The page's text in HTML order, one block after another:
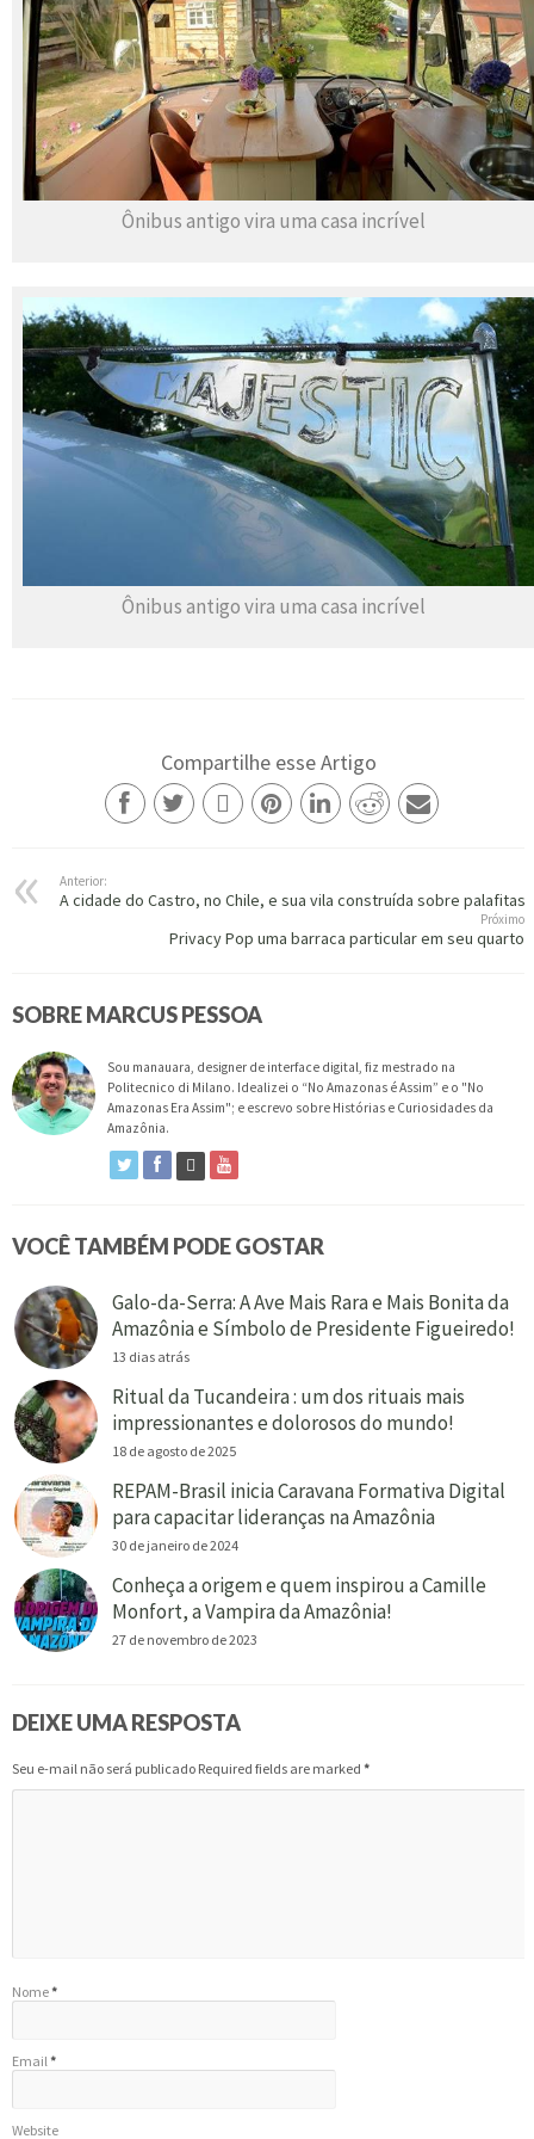
Ônibus antigo vira uma casa incrível
Ônibus antigo vira uma casa incrível
Compartilhe esse Artigo
Anterior:
A cidade do Castro, no Chile, e sua vila construída sobre palafitas
Próximo
Privacy Pop uma barraca particular em seu quarto
SOBRE MARCUS PESSOA
Sou manauara, designer de interface digital, fiz mestrado na
Politecnico di Milano. Idealizei o “No Amazonas é Assim” e o "No
Amazonas Era Assim"; e escrevo sobre Histórias e Curiosidades da
Amazônia.
VOCÊ TAMBÉM PODE GOSTAR
Galo-da-Serra: A Ave Mais Rara e Mais Bonita da
Amazônia e Símbolo de Presidente Figueiredo!
13 dias atrás
Ritual da Tucandeira : um dos rituais mais
impressionantes e dolorosos do mundo!
18 de agosto de 2025
REPAM-Brasil inicia Caravana Formativa Digital
para capacitar lideranças na Amazônia
30 de janeiro de 2024
Conheça a origem e quem inspirou a Camille
Monfort, a Vampira da Amazônia!
27 de novembro de 2023
DEIXE UMA RESPOSTA
Seu e-mail não será publicado Required fields are marked *
Nome*
Email *
Website